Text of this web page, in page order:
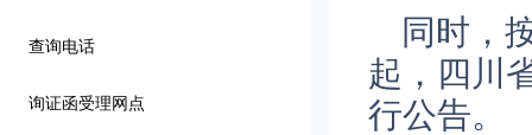
查询电话
询证函受理网点
同时，
起，四川
行公告。